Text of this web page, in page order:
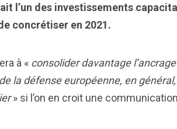
l’un des investissements
concrétiser en 2021.
à « consolider davantage
la défense européenne, en
» si l’on en croit une